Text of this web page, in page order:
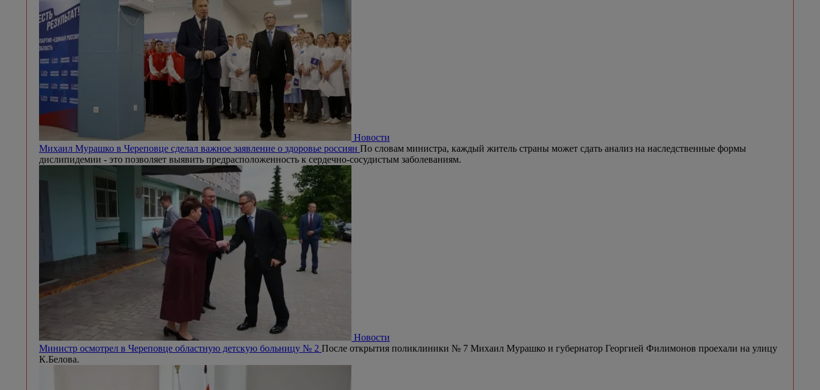
Новости
Михаил Мурашко в Череповце сделал важное заявление о здоровье россиян По словам министра, каждый житель страны может сдать анализ на наследственные формы
дислипидемии - это позволяет выявить предрасположенность к сердечно-сосудистым заболеваниям.
Новости
Министр осмотрел в Череповце областную детскую больницу № 2 После открытия поликлиники № 7 Михаил Мурашко и губернатор Георгией Филимонов проехали на улицу
К.Белова.